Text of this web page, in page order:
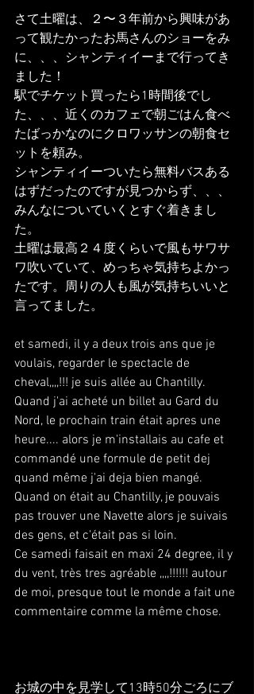
さて土曜は、２〜３年前から興味があ
って観たかったお馬さんのショーをみ
に、、、シャンティイーまで行ってき
ました！
駅でチケット買ったら1時間後でし
た、、、近くのカフェで朝ごはん食べ
たばっかなのにクロワッサンの朝食セ
ットを頼み。
シャンティイーついたら無料バスある
はずだったのですが見つからず、、、
みんなについていくとすぐ着きまし
た。
土曜は最高２４度くらいで風もサワサ
ワ吹いていて、めっちゃ気持ちよかっ
たです。周りの人も風が気持ちいいと
言ってました。
et samedi, il y a deux trois ans que je
voulais, regarder le spectacle de
cheval,,,,!!! je suis allée au Chantilly.
Quand j'ai acheté un billet au Gard du
Nord, le prochain train était apres une
heure.... alors je m'installais au cafe et
commandé une formule de petit dej
quand même j'ai deja bien mangé.
Quand on était au Chantilly, je pouvais
pas trouver une Navette alors je suivais
des gens, et c'était pas si loin.
Ce samedi faisait en maxi 24 degree, il y
du vent, très tres agréable ,,,,!!!!!! autour
de moi, presque tout le monde a fait une
commentaire comme la même chose.
お城の中を見学して13時50分ごろにブ